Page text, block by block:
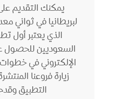
يمكنك التقديم
لبريطانيا في ثواني
الذي يعتبر أول
السعوديين للحصول
الإلكتروني في
زيارة فروعنا
التطبيق